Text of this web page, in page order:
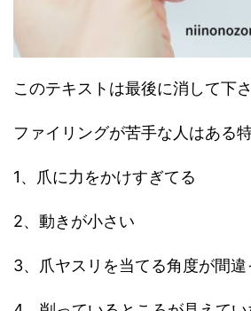
このテキストは最後に消して下
ファイリングが苦手な人はある
1、爪に力をかけすぎてる
2、動きが小さい
3、爪ヤスリを当てる角度が間違